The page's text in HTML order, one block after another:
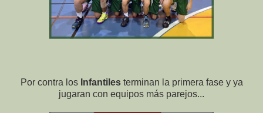
Por contra los Infantiles terminan la primera fase y ya
jugaran con equipos más parejos...